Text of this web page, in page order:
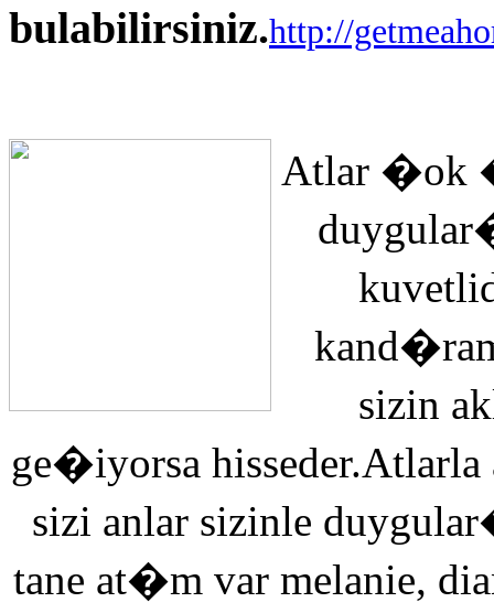
bulabilirsiniz.http://
Atlar �ok
sizin
ge�iyorsa
sizi anlar sizinle
tane at�m var melanie,